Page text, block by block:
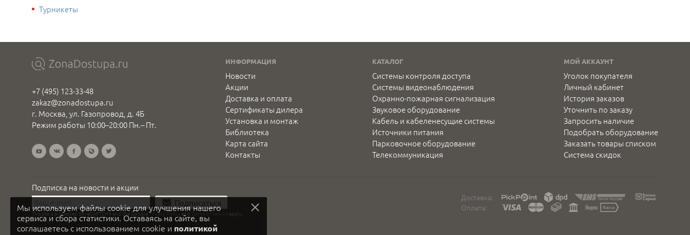
Мы используем файлы cookie для улучшения нашего
сервиса и сбора статистики. Оставаясь на сайте, вы
соглашаетесь с использованием cookie и политикой
Турникеты
+7 (495) 123-33-48
zakaz@zonadostupa.ru
г. Москва, ул. Газопровод, д. 4Б
Режим работы 10:00–20:00 Пн.– Пт.
ИНФОРМАЦИЯ
Новости
Акции
Доставка и оплата
Сертификаты дилера
Установка и монтаж
Библиотека
Карта сайта
Контакты
КАТАЛОГ
Системы контроля доступа
Системы видеонаблюдения
Охранно-пожарная сигнализация
Звуковое оборудование
Кабель и кабеленесущие системы
Источники питания
Парковочное оборудование
Телекоммуникация
МОЙ АККАУНТ
Уголок покупателя
Личный кабинет
История заказов
Уточнить по заказу
Запросить наличие
Подобрать оборудование
Заказать товары списком
Система скидок
Подписка на новости и акции
Подписаться
This site is protected by reCAPTCHA and the GooglePrivacy Policy and Terms of Service apply.
Доставка:
Оплата: